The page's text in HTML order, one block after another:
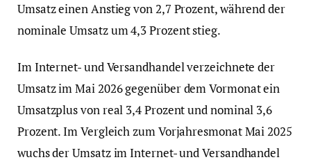
Umsatz einen Anstieg von 2,7 Prozent, während der
nominale Umsatz um 4,3 Prozent stieg.
Im Internet- und Versandhandel verzeichnete der
Umsatz im Mai 2026 gegenüber dem Vormonat ein
Umsatzplus von real 3,4 Prozent und nominal 3,6
Prozent. Im Vergleich zum Vorjahresmonat Mai 2025
wuchs der Umsatz im Internet- und Versandhandel